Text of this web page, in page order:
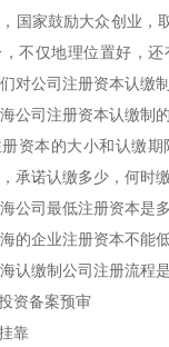
家鼓励大众创业，取
不仅地理位置好，
对公司注册资本认缴
司注册资本认缴制的
本的大小和认缴期
承诺认缴多少，何时缴
司最低注册资本是
企业注册资本不能低
缴制公司注册流程是
备案预审
靠